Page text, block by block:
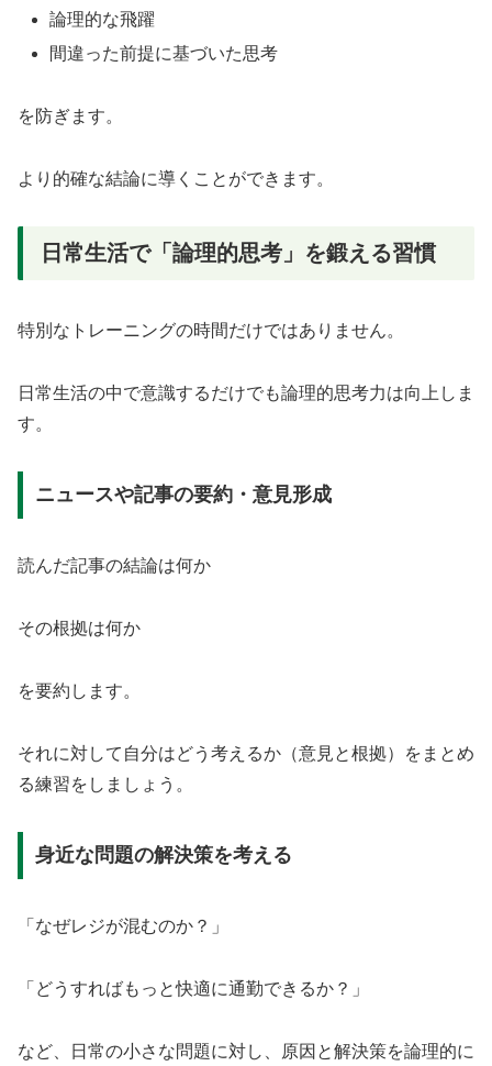
論理的な飛躍
間違った前提に基づいた思考
を防ぎます。
より的確な結論に導くことができます。
日常生活で「論理的思考」を鍛える習慣
特別なトレーニングの時間だけではありません。
日常生活の中で意識するだけでも論理的思考力は向上しま
す。
ニュースや記事の要約・意見形成
読んだ記事の結論は何か
その根拠は何か
を要約します。
それに対して自分はどう考えるか（意見と根拠）をまとめ
る練習をしましょう。
身近な問題の解決策を考える
「なぜレジが混むのか？」
「どうすればもっと快適に通勤できるか？」
など、日常の小さな問題に対し、原因と解決策を論理的に